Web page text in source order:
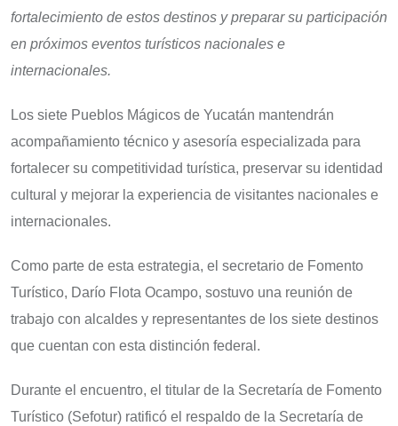
fortalecimiento de estos destinos y preparar su participación
en próximos eventos turísticos nacionales e
internacionales.
Los siete Pueblos Mágicos de Yucatán mantendrán
acompañamiento técnico y asesoría especializada para
fortalecer su competitividad turística, preservar su identidad
cultural y mejorar la experiencia de visitantes nacionales e
internacionales.
Como parte de esta estrategia, el secretario de Fomento
Turístico, Darío Flota Ocampo, sostuvo una reunión de
trabajo con alcaldes y representantes de los siete destinos
que cuentan con esta distinción federal.
Durante el encuentro, el titular de la Secretaría de Fomento
Turístico (Sefotur) ratificó el respaldo de la Secretaría de